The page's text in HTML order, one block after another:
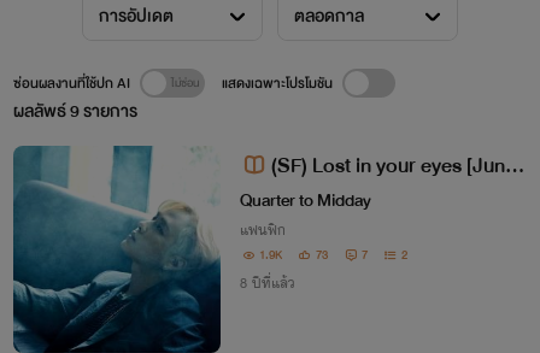
การอัปเดต ตลอดกาล
ผลลัพธ์9รายการ
ซ่อนผลงานที่ใช้ปก AI แสดงเฉพาะโปรโมชัน
(SF) Lost in your eyes [JunS
eung]
Quarter to Midday
แฟนฟิก
1.9K 73 7 2
8 ปีที่แล้ว